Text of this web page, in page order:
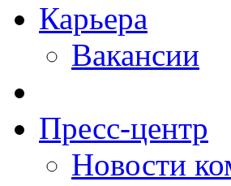
Карьера
Вакансии
Пресс-центр
Новости